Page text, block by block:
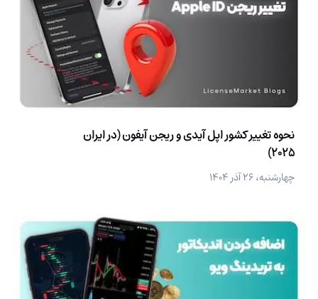
نحوه تغییر کشور اپل آیدی و ریجن آیفون (در ایران
2025)
چهارشنبه، ۲۶ آذر ۱۴۰۴